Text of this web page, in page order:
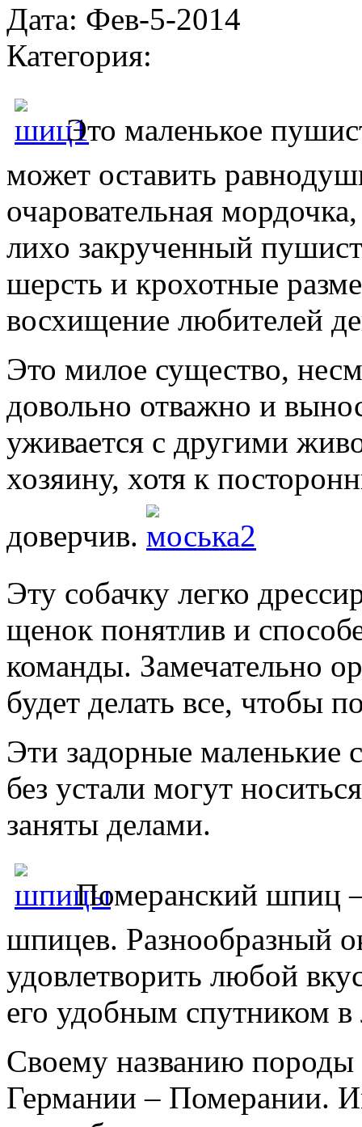
Дата: Фев-5-2014
Категория:
Это маленькое
может оставить
очаровательная
лихо закрученный
шерсть и крохотные
восхищение любителей
Это милое существо,
довольно отважно и
уживается с другими
хозяину, хотя к
доверчив.
Эту собачку легко
щенок понятлив и
команды. Замечательно
будет делать все, чтобы
Эти задорные маленькие
без устали могут
заняты делами.
Померанский шпиц
шпицев. Разнообразный
удовлетворить любой
его удобным спутником
Своему названию породы
Германии – Померании.